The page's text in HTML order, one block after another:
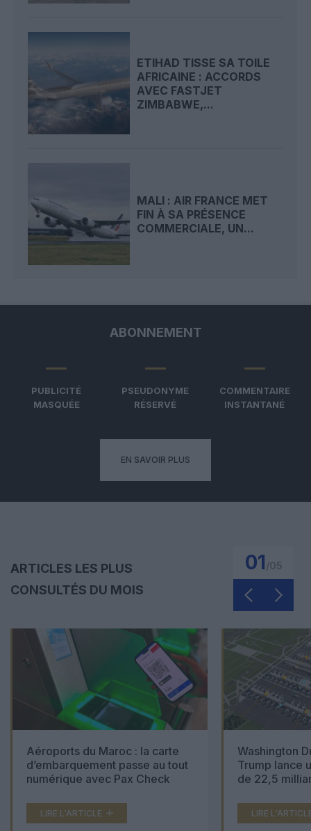
ETIHAD TISSE SA TOILE
AFRICAINE : ACCORDS
AVEC FASTJET
ZIMBABWE,...
MALI : AIR FRANCE MET
FIN À SA PRÉSENCE
COMMERCIALE, UN...
ABONNEMENT
PUBLICITÉ
MASQUÉE
PSEUDONYME
RÉSERVÉ
COMMENTAIRE
INSTANTANÉ
EN SAVOIR PLUS
ARTICLES LES PLUS
CONSULTÉS DU MOIS
01
Aéroports du Maroc : la carte
d’embarquement passe au tout
numérique avec Pax Check
LIRE L'ARTICLE
Washington
Trump lance
de 22,5
LIRE